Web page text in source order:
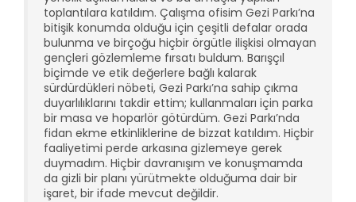
toplantılara katıldım. Çalışma ofisim Gezi Parkı’na
bitişik konumda olduğu için çeşitli defalar orada
bulunma ve birçoğu hiçbir örgütle ilişkisi olmayan
gençleri gözlemleme fırsatı buldum. Barışçıl
biçimde ve etik değerlere bağlı kalarak
sürdürdükleri nöbeti, Gezi Parkı’na sahip çıkma
duyarlılıklarını takdir ettim; kullanmaları için parka
bir masa ve hoparlör götürdüm. Gezi Parkı’nda
fidan ekme etkinliklerine de bizzat katıldım. Hiçbir
faaliyetimi perde arkasına gizlemeye gerek
duymadım. Hiçbir davranışım ve konuşmamda
da gizli bir planı yürütmekte olduğuma dair bir
işaret, bir ifade mevcut değildir.